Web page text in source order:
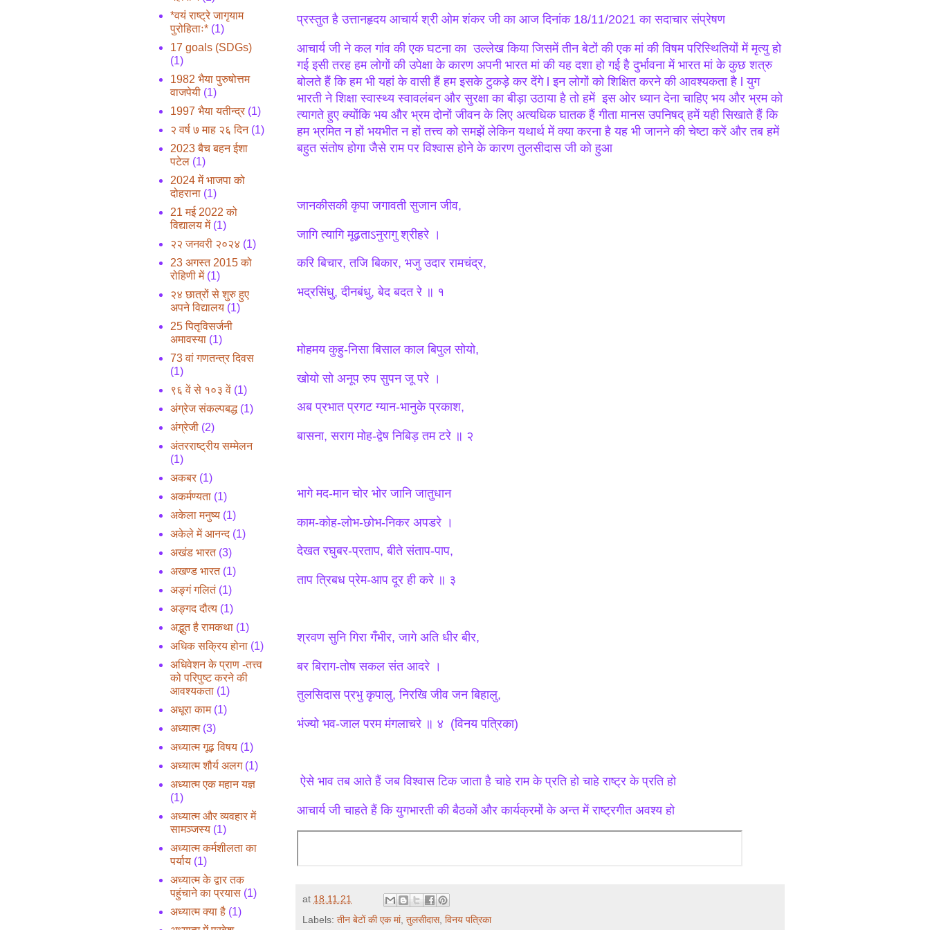
प्रस्तुत है उत्तानहृदय आचार्य श्री ओम शंकर जी का आज दिनांक 18/11/2021 का सदाचार संप्रेषण
आचार्य जी ने कल गांव की एक घटना का उल्लेख किया जिसमें तीन बेटों की एक मां की विषम परिस्थितियों में मृत्यु हो
गई इसी तरह हम लोगों की उपेक्षा के कारण अपनी भारत मां की यह दशा हो गई है दुर्भावना में भारत मां के कुछ शत्रु
बोलते हैं कि हम भी यहां के वासी हैं हम इसके टुकड़े कर देंगे l इन लोगों को शिक्षित करने की आवश्यकता है l युग
भारती ने शिक्षा स्वास्थ्य स्वावलंबन और सुरक्षा का बीड़ा उठाया है तो हमें इस ओर ध्यान देना चाहिए भय और भ्रम को
त्यागते हुए क्योंकि भय और भ्रम दोनों जीवन के लिए अत्यधिक घातक हैं गीता मानस उपनिषद् हमें यही सिखाते हैं कि
हम भ्रमित न हों भयभीत न हों तत्त्व को समझें लेकिन यथार्थ में क्या करना है यह भी जानने की चेष्टा करें और तब हमें
बहुत संतोष होगा जैसे राम पर विश्वास होने के कारण तुलसीदास जी को हुआ
जानकीसकी कृपा जगावती सुजान जीव,
जागि त्यागि मूढ़ताऽनुरागु श्रीहरे ।
करि बिचार, तजि बिकार, भजु उदार रामचंद्र,
भद्रसिंधु, दीनबंधु, बेद बदत रे ॥ १
मोहमय कुहु-निसा बिसाल काल बिपुल सोयो,
खोयो सो अनूप रुप सुपन जू परे ।
अब प्रभात प्रगट ग्यान-भानुके प्रकाश,
बासना, सराग मोह-द्वेष निबिड़ तम टरे ॥ २
भागे मद-मान चोर भोर जानि जातुधान
काम-कोह-लोभ-छोभ-निकर अपडरे ।
देखत रघुबर-प्रताप, बीते संताप-पाप,
ताप त्रिबध प्रेम-आप दूर ही करे ॥ ३
श्रवण सुनि गिरा गँभीर, जागे अति धीर बीर,
बर बिराग-तोष सकल संत आदरे ।
तुलसिदास प्रभु कृपालु, निरखि जीव जन बिहालु,
भंज्यो भव-जाल परम मंगलाचरे ॥ ४ (विनय पत्रिका)
ऐसे भाव तब आते हैं जब विश्वास टिक जाता है चाहे राम के प्रति हो चाहे राष्ट्र के प्रति हो
आचार्य जी चाहते हैं कि युगभारती की बैठकों और कार्यक्रमों के अन्त में राष्ट्रगीत अवश्य हो
at 18.11.21
Labels: तीन बेटों की एक मां, तुलसीदास, विनय पत्रिका
*वयं राष्ट्रे जागृयाम
पुरोहिताः* (1)
17 goals (SDGs)
(1)
1982 भैया पुरुषोत्तम
वाजपेयी (1)
1997 भैया यतीन्द्र (1)
२ वर्ष ७ माह २६ दिन (1)
2023 बैच बहन ईशा
पटेल (1)
2024 में भाजपा को
दोहराना (1)
21 मई 2022 को
विद्यालय में (1)
२२ जनवरी २०२४ (1)
23 अगस्त 2015 को
रोहिणी में (1)
२४ छात्रों से शुरु हुए
अपने विद्यालय (1)
25 पितृविसर्जनी
अमावस्या (1)
73 वां गणतन्त्र दिवस
(1)
९६ वें से १०३ वें (1)
अंग्रेज संकल्पबद्ध (1)
अंग्रेजी (2)
अंतरराष्ट्रीय सम्मेलन
(1)
अकबर (1)
अकर्मण्यता (1)
अकेला मनुष्य (1)
अकेले में आनन्द (1)
अखंड भारत (3)
अखण्ड भारत (1)
अङ्गं गलितं (1)
अङ्गद दौत्य (1)
अद्भुत है रामकथा (1)
अधिक सक्रिय होना (1)
अधिवेशन के प्राण -तत्त्व
को परिपुष्ट करने की
आवश्यकता (1)
अधूरा काम (1)
अध्यात्म (3)
अध्यात्म गूढ़ विषय (1)
अध्यात्म शौर्य अलग (1)
अध्यात्म एक महान यज्ञ
(1)
अध्यात्म और व्यवहार में
सामञ्जस्य (1)
अध्यात्म कर्मशीलता का
पर्याय (1)
अध्यात्म के द्वार तक
पहुंचाने का प्रयास (1)
अध्यात्म क्या है (1)